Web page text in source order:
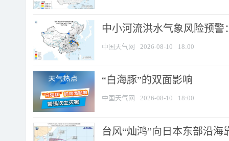
中小河流洪水气象风险预
中国天气网 2026-08-10 18:00
​“白海豚”的双面影响
中国天气网 2026-08-10 18:00
台风“灿鸿”向日本东部沿海